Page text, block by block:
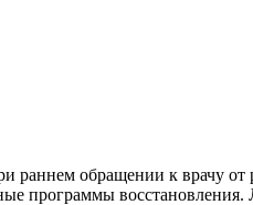
раннем обращении к врачу от
программы восстановления.